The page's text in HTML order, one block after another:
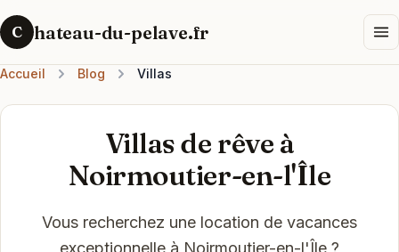
C hateau-du-pelave.fr
Accueil Blog Villas
Villas de rêve à
Noirmoutier-en-l'Île
Vous recherchez une location de vacances
exceptionnelle à Noirmoutier-en-l'Île ?